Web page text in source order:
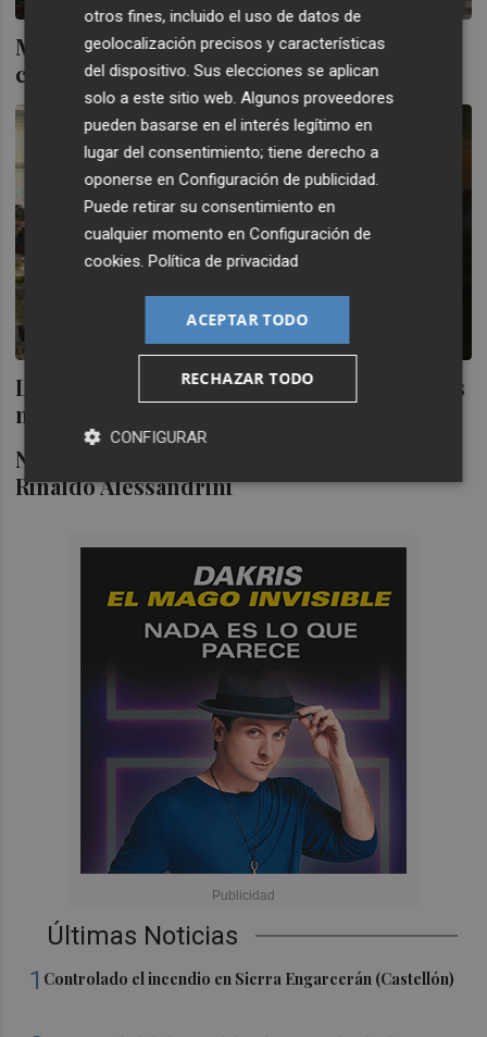
Mejora la competitividad del sector
cerámico español frente al italiano
Las escuelas de idiomas podrán ofertar los
niveles C1 y C2 en todos los idiomas
Nuevo álbum del Concerto Italiano y
Rinaldo Alessandrini
Últimas Noticias
1 Controlado el incendio en Sierra Engarcerán (Castellón)
otros fines, incluido el uso de datos de
geolocalización precisos y características
del dispositivo. Sus elecciones se aplican
solo a este sitio web. Algunos proveedores
pueden basarse en el interés legítimo en
lugar del consentimiento; tiene derecho a
oponerse enConfiguración de publicidad
Puede retirar su consentimiento en
cualquier momento enConfiguración de
cookies .Política de privacidad
ACEPTAR TODO
RECHAZAR TODO
CONFIGURAR